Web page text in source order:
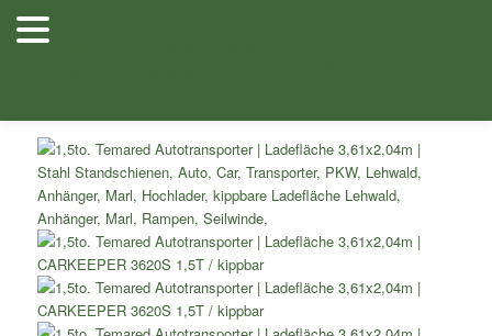
Zum
Inhalt
Shop